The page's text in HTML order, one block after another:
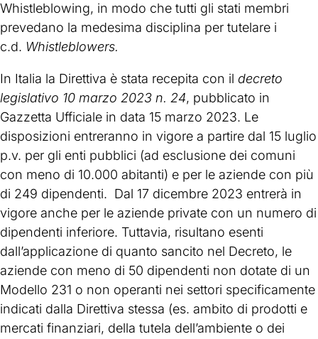
Whistleblowing, in modo che tutti gli stati membri
prevedano la medesima disciplina per tutelare i
c.d. Whistleblowers.
In Italia la Direttiva è stata recepita con il decreto
legislativo 10 marzo 2023 n. 24, pubblicato in
Gazzetta Ufficiale in data 15 marzo 2023. Le
disposizioni entreranno in vigore a partire dal 15 luglio
p.v. per gli enti pubblici (ad esclusione dei comuni
con meno di 10.000 abitanti) e per le aziende con più
di 249 dipendenti. Dal 17 dicembre 2023 entrerà in
vigore anche per le aziende private con un numero di
dipendenti inferiore. Tuttavia, risultano esenti
dall’applicazione di quanto sancito nel Decreto, le
aziende con meno di 50 dipendenti non dotate di un
Modello 231 o non operanti nei settori specificamente
indicati dalla Direttiva stessa (es. ambito di prodotti e
mercati finanziari, della tutela dell’ambiente o dei